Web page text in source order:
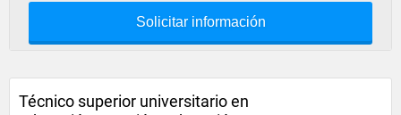
Solicitar información
Técnico superior universitario en